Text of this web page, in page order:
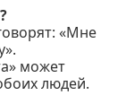
«Мне
может
людей.